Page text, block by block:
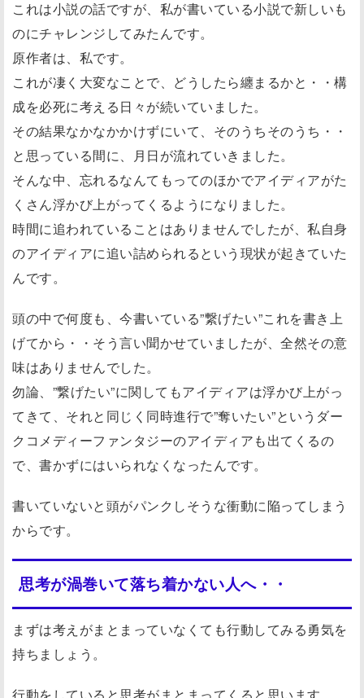
これは小説の話ですが、私が書いている小説で新しいも
のにチャレンジしてみたんです。
原作者は、私です。
これが凄く大変なことで、どうしたら纏まるかと・・構
成を必死に考える日々が続いていました。
その結果なかなかかけずにいて、そのうちそのうち・・
と思っている間に、月日が流れていきました。
そんな中、忘れるなんてもってのほかでアイディアがた
くさん浮かび上がってくるようになりました。
時間に追われていることはありませんでしたが、私自身
のアイディアに追い詰められるという現状が起きていた
んです。
頭の中で何度も、今書いている”繋げたい”これを書き上
げてから・・そう言い聞かせていましたが、全然その意
味はありませんでした。
勿論、”繋げたい”に関してもアイディアは浮かび上がっ
てきて、それと同じく同時進行で”奪いたい”というダー
クコメディーファンタジーのアイディアも出てくるの
で、書かずにはいられなくなったんです。
書いていないと頭がパンクしそうな衝動に陥ってしまう
からです。
思考が渦巻いて落ち着かない人へ・・
まずは考えがまとまっていなくても行動してみる勇気を
持ちましょう。